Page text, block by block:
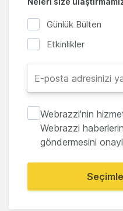
Günlük Bülten
Etkinlikler
Webrazzi'nin
Webrazzi
göndermesini